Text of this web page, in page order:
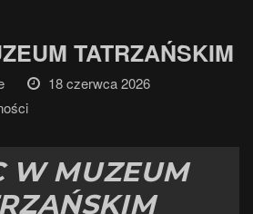
TATRZAŃSKIM
18 czerwca 2026
W MUZEUM